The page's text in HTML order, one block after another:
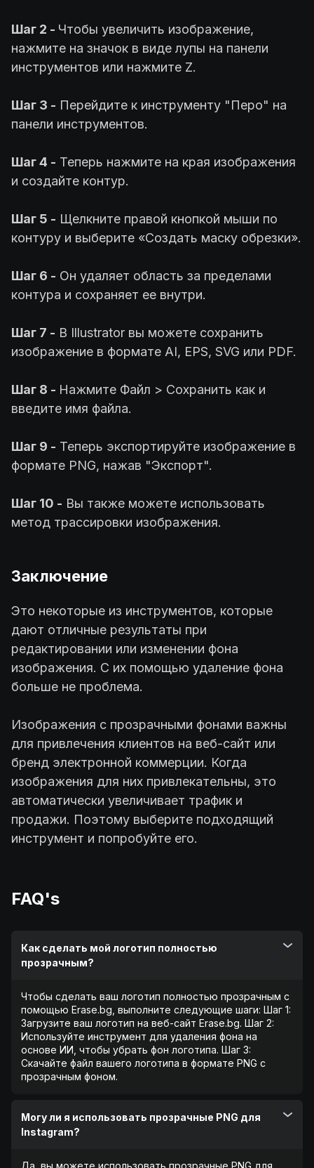
Шаг 2 - Чтобы увеличить изображение,
нажмите на значок в виде лупы на панели
инструментов или нажмите Z.
Шаг 3 - Перейдите к инструменту "Перо" на
панели инструментов.
Шаг 4 - Теперь нажмите на края изображения
и создайте контур.
Шаг 5 - Щелкните правой кнопкой мыши по
контуру и выберите «Создать маску обрезки».
Шаг 6 - Он удаляет область за пределами
контура и сохраняет ее внутри.
Шаг 7 - В Illustrator вы можете сохранить
изображение в формате AI, EPS, SVG или PDF.
Шаг 8 - Нажмите Файл > Сохранить как и
введите имя файла.
Шаг 9 - Теперь экспортируйте изображение в
формате PNG, нажав "Экспорт".
Шаг 10 - Вы также можете использовать
метод трассировки изображения.
Заключение
Это некоторые из инструментов, которые
дают отличные результаты при
редактировании или изменении фона
изображения. С их помощью удаление фона
больше не проблема.
Изображения с прозрачными фонами важны
для привлечения клиентов на веб-сайт или
бренд электронной коммерции. Когда
изображения для них привлекательны, это
автоматически увеличивает трафик и
продажи. Поэтому выберите подходящий
инструмент и попробуйте его.
FAQ's
Как сделать мой логотип полностью
прозрачным?
Чтобы сделать ваш логотип полностью прозрачным с
помощью Erase.bg, выполните следующие шаги: Шаг 1:
Загрузите ваш логотип на веб-сайт Erase.bg. Шаг 2:
Используйте инструмент для удаления фона на
основе ИИ, чтобы убрать фон логотипа. Шаг 3:
Скачайте файл вашего логотипа в формате PNG с
прозрачным фоном.
Могу ли я использовать прозрачные PNG для
Instagram?